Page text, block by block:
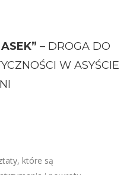
– DROGA DO
W ASYŚCIE
które są